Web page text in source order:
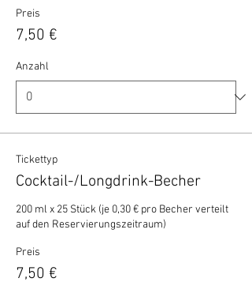
Preis
7,50 €
Anzahl
Tickettyp
Cocktail-/Longdrink-Becher
200 ml x 25 Stück (je 0,30 € pro Becher verteilt
auf den Reservierungszeitraum)
Preis
7,50 €